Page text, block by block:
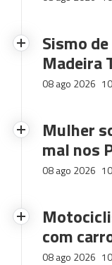
Sismo
Madeira
08 ago 2026
Mulher
mal nos
08 ago 2026
com
08 ago 2026